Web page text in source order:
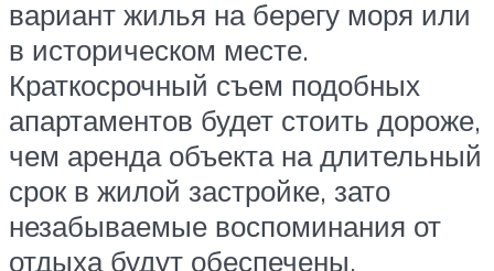
вариант жилья на берегу моря или
в историческом месте.
Краткосрочный съем подобных
апартаментов будет стоить дороже,
чем аренда объекта на длительный
срок в жилой застройке, зато
незабываемые воспоминания от
отдыха будут обеспечены.